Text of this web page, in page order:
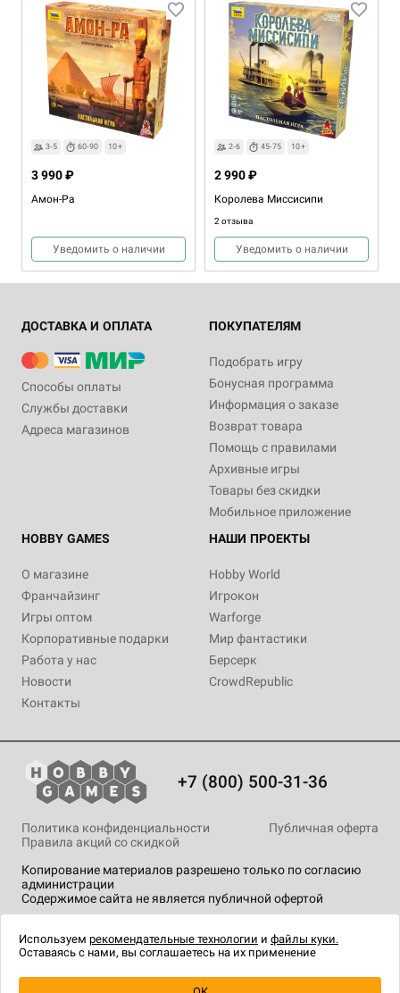
3-5 60-90 10+
Амон-Ра
3 990 ₽
Уведомить о наличии
2-6 45-75 10+
Королева Миссисипи
2 отзыва
2 990 ₽
Уведомить о наличии
1-4 30-120 14+
Уведомить о наличии
2-5 60-90 14+
4 990 ₽
Купить
1-4 30 10+
ДОСТАВКА И ОПЛАТА
Способы оплаты
Службы доставки
Адреса магазинов
ПОКУПАТЕЛЯМ
Подобрать игру
Бонусная программа
Информация о заказе
Возврат товара
Помощь с правилами
Архивные игры
Товары без скидки
Мобильное приложение
HOBBY GAMES
О магазине
Франчайзинг
Игры оптом
Корпоративные подарки
Работа у нас
Новости
Контакты
НАШИ ПРОЕКТЫ
Hobby World
Игрокон
Warforge
Мир фантастики
Берсерк
CrowdRepublic
+7 (800) 500-31-36
Копирование материалов разрешено только по согласию
администрации
Содержимое сайта не является публичной офертой
Политика конфиденциальности
Публичная оферта
Правила акций со скидкой
технологии.
Используем рекомендательные технологии и файлы куки.
Оставаясь с нами, вы соглашаетесь на их применение